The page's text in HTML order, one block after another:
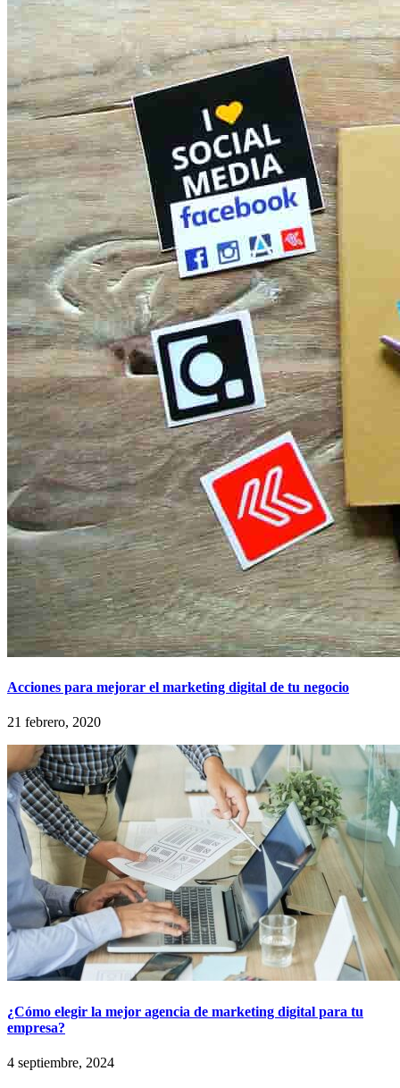
Acciones para mejorar el marketing digital de tu negocio
21 febrero, 2020
¿Cómo elegir la mejor agencia de marketing digital para tu
empresa?
4 septiembre, 2024